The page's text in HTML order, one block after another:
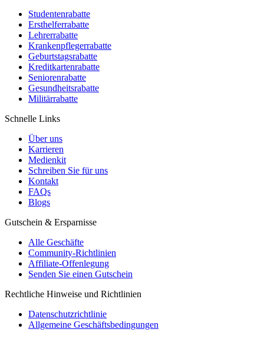
Studentenrabatte
Ersthelferrabatte
Lehrerrabatte
Krankenpflegerrabatte
Geburtstagsrabatte
Kreditkartenrabatte
Seniorenrabatte
Gesundheitsrabatte
Militärrabatte
Schnelle Links
Über uns
Karrieren
Medienkit
Schreiben Sie für uns
Kontakt
FAQs
Blogs
Gutschein & Ersparnisse
Alle Geschäfte
Community-Richtlinien
Affiliate-Offenlegung
Senden Sie einen Gutschein
Rechtliche Hinweise und Richtlinien
Datenschutzrichtlinie
Allgemeine Geschäftsbedingungen